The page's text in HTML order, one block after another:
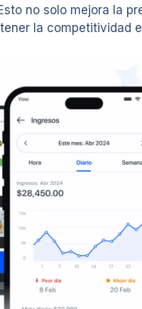
no solo mejora la
la competitividad